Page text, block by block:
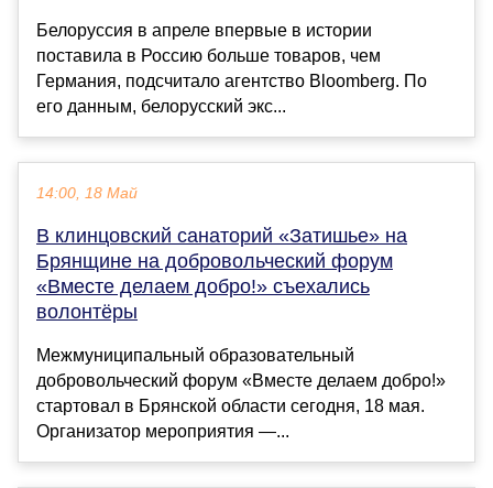
Белоруссия в апреле впервые в истории
поставила в Россию больше товаров, чем
Германия, подсчитало агентство Bloomberg. По
его данным, белорусский экс...
14:00, 18 Май
В клинцовский санаторий «Затишье» на
Брянщине на добровольческий форум
«Вместе делаем добро!» съехались
волонтёры
Межмуниципальный образовательный
добровольческий форум «Вместе делаем добро!»
стартовал в Брянской области сегодня, 18 мая.
Организатор мероприятия —...